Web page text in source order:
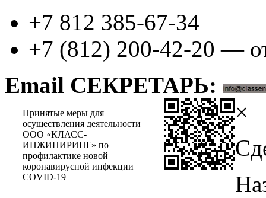
+7 812 385-67-34
+7 (812) 200-42-20 —
Email СЕКРЕТАРЬ:
Принятые меры для
осуществления деятельности
ООО «КЛАСС-
ИНЖИНИРИНГ» по
профилактике новой
коронавирусной инфекции
COVID-19
×